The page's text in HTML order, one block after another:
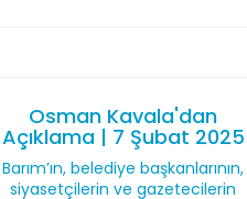
Osman Kavala'dan
Açıklama | 7 Şubat 2025
Barım’ın, belediye başkanlarının,
siyasetçilerin ve gazetecilerin